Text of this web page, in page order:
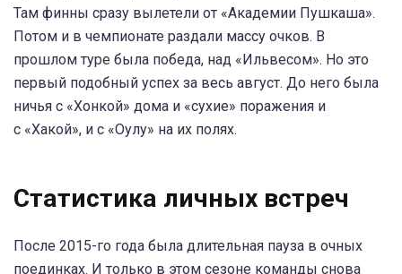
Там финны сразу вылетели от «Академии Пушкаша».
Потом и в чемпионате раздали массу очков. В
прошлом туре была победа, над «Ильвесом». Но это
первый подобный успех за весь август. До него была
ничья с «Хонкой» дома и «сухие» поражения и
с «Хакой», и с «Оулу» на их полях.
Статистика личных встреч
После 2015-го года была длительная пауза в очных
поединках. И только в этом сезоне команды снова